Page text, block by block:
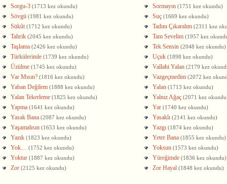
Sorgu-3 (1713 kez okundu) Sormayın (1751 kez okundu)
Sövgü (1981 kez okundu) Suç (1669 kez okundu)
Sükût (1712 kez okundu) Tadını Çıkaralım (2311 kez
Tahrik (2045 kez okundu) Tam Sevelim (1957 kez
Taşlama (2426 kez okundu) Tek Sensin (2048 kez okundu)
Türkülerimle (1739 kez okundu) Uçuk (1898 kez okundu)
Üzülme (1745 kez okundu) Vallahi Yalan (2179 kez
Var Mısın? (1816 kez okundu) Vazgeçmedim (2072 kez
Yaban Değilem (1888 kez okundu) Yalan (1713 kez okundu)
Yalan Tekerleme (1825 kez okundu) Yalnız Ağaç (2071 kez
Yapma (1641 kez okundu) Yar (1740 kez okundu)
Yasak Bana (2087 kez okundu) Yasaklı (2141 kez okundu)
Yaşamalısın (1653 kez okundu) Yazgı (1874 kez okundu)
Yazık (1823 kez okundu) Yeter Bana (1855 kez okundu)
Yok… (1752 kez okundu) Yoksun (1573 kez okundu)
Yoktur (1887 kez okundu) Yüreğimde (1836 kez okundu)
Zor (2125 kez okundu) Zor Hayal (1848 kez okundu)